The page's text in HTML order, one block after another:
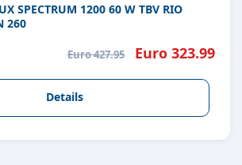
SPECTRUM 1200 60 W TBV RIO
260
Euro 427.95 Euro 323.99
Details